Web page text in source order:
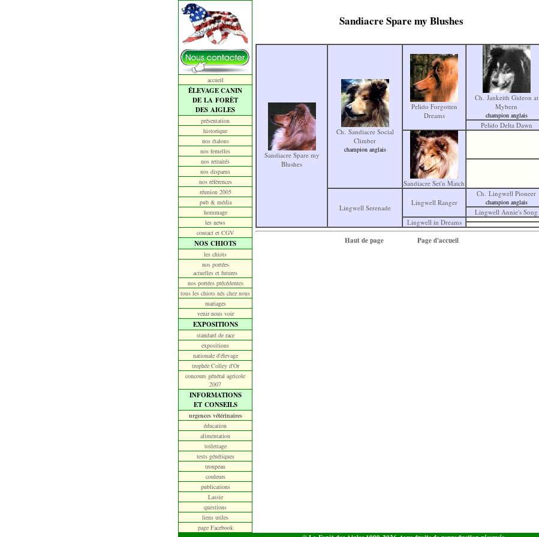
accueil
ÉLEVAGE CANIN
DE LA FORÊT
DES AIGLES
présentation
historique
nos étalons
nos femelles
nos retraités
nos disparus
nos références
réunion 2005
pub & média
hommage
les news
contact et CGV
NOS CHIOTS
les chiots
nos portées
actuelles et futures
nos portées précédentes
tous les chiots nés chez nous
mariages
venir nous voir
EXPOSITIONS
standard de race
expositions
nationale d'élevage
trophée Colley d'Or
concours général agricole
2007
INFORMATIONS
ET CONSEILS
urgences vétérinaires
éducation
alimentation
toilettage
tests génétiques
troupeau
couleurs
publications
Lassie
questions
liens utiles
page Facebook
Sandiacre Spare my Blushes
Sandiacre Spare my
Blushes
Ch. Sandiacre Social
Climber
champion anglais
Pelido Forgotten
Dreams
Ch. Jankeith Gideon at
Mybern
champion anglais
Pelido Delta Dawn
Sandiacre Set'n Match
Lingwell Serenade
Lingwell Ranger
Ch. Lingwell Pioneer
champion anglais
Lingwell Annie's Song
Lingwell in Dreams
Haut de page Page d'accueil